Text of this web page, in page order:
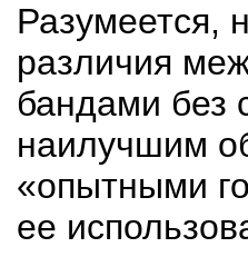
Разумеется,
различия
бандами без
наилучшим
«опытными
ее